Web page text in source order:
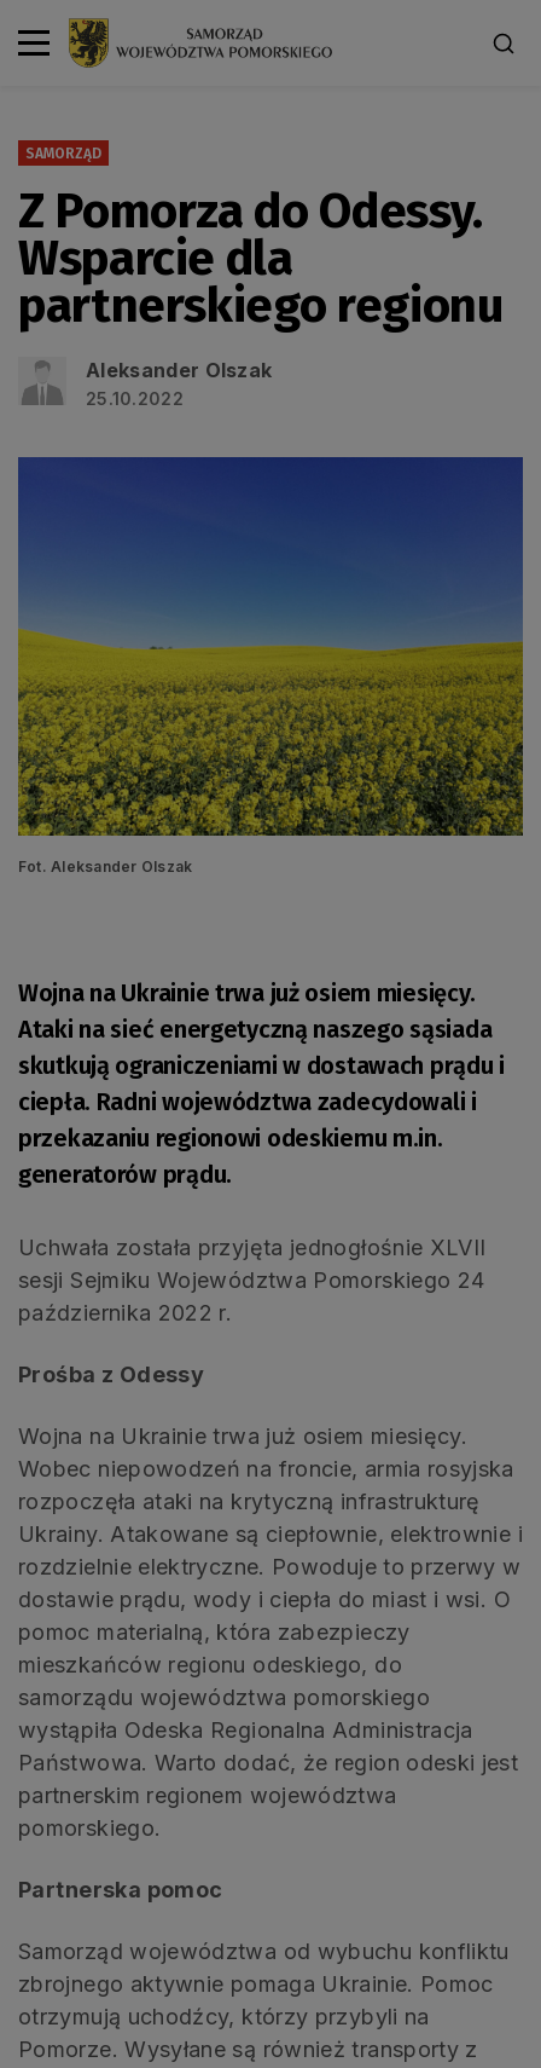
SAMORZĄD
Z Pomorza do Odessy.
Wsparcie dla
partnerskiego regionu
Aleksander Olszak
25.10.2022
Fot. Aleksander Olszak
Wojna na Ukrainie trwa już osiem miesięcy.
Ataki na sieć energetyczną naszego sąsiada
skutkują ograniczeniami w dostawach prądu i
ciepła. Radni województwa zadecydowali i
przekazaniu regionowi odeskiemu m.in.
generatorów prądu.
Uchwała została przyjęta jednogłośnie XLVII
sesji Sejmiku Województwa Pomorskiego 24
października 2022 r.
Prośba z Odessy
Wojna na Ukrainie trwa już osiem miesięcy.
Wobec niepowodzeń na froncie, armia rosyjska
rozpoczęła ataki na krytyczną infrastrukturę
Ukrainy. Atakowane są ciepłownie, elektrownie i
rozdzielnie elektryczne. Powoduje to przerwy w
dostawie prądu, wody i ciepła do miast i wsi. O
pomoc materialną, która zabezpieczy
mieszkańców regionu odeskiego, do
samorządu województwa pomorskiego
wystąpiła Odeska Regionalna Administracja
Państwowa. Warto dodać, że region odeski jest
partnerskim regionem województwa
pomorskiego.
Partnerska pomoc
Samorząd województwa od wybuchu konfliktu
zbrojnego aktywnie pomaga Ukrainie. Pomoc
otrzymują uchodźcy, którzy przybyli na
Pomorze. Wysyłane są również transporty z